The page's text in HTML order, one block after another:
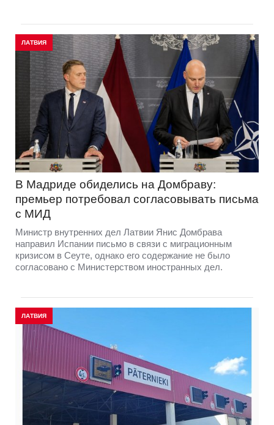
ЛАТВИЯ
В Мадриде обиделись на Домбраву:
премьер потребовал согласовывать письма
с МИД
Министр внутренних дел Латвии Янис Домбрава
направил Испании письмо в связи с миграционным
кризисом в Сеуте, однако его содержание не было
согласовано с Министерством иностранных дел.
ЛАТВИЯ